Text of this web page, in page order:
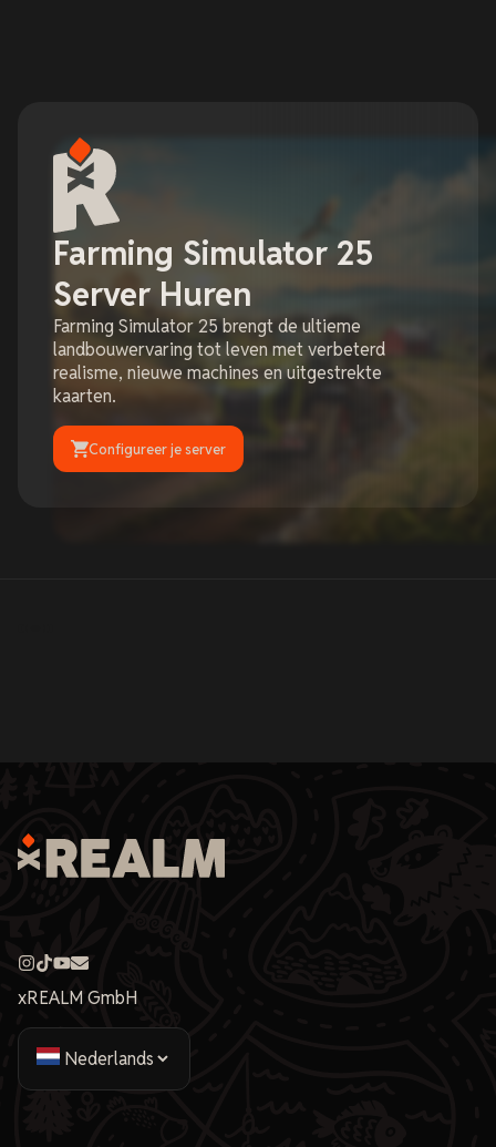
Farming Simulator 25
Server Huren
Farming Simulator 25 brengt de ultieme
landbouwervaring tot leven met verbeterd
realisme, nieuwe machines en uitgestrekte
kaarten.
Configureer je server
xREALM GmbH